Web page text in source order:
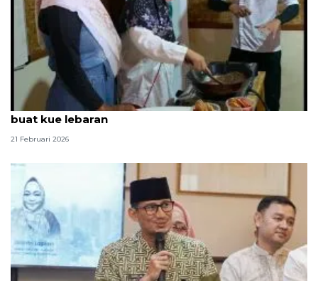
Belasan pelaku UMKM di Kepulauan Seribu dilatih
buat kue lebaran
21 Februari 2026